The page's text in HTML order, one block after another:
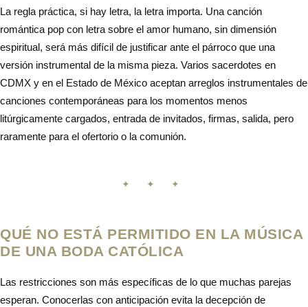
La regla práctica, si hay letra, la letra importa. Una canción
romántica pop con letra sobre el amor humano, sin dimensión
espiritual, será más difícil de justificar ante el párroco que una
versión instrumental de la misma pieza. Varios sacerdotes en
CDMX y en el Estado de México aceptan arreglos instrumentales de
canciones contemporáneas para los momentos menos
litúrgicamente cargados, entrada de invitados, firmas, salida, pero
raramente para el ofertorio o la comunión.
✦ ✦ ✦
QUÉ NO ESTÁ PERMITIDO EN LA MÚSICA
DE UNA BODA CATÓLICA
Las restricciones son más específicas de lo que muchas parejas
esperan. Conocerlas con anticipación evita la decepción de